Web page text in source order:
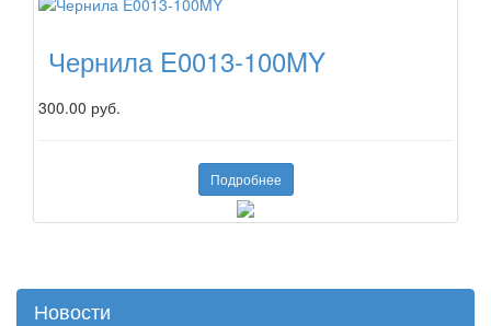
Чернила E0013-100MY
300.00 руб.
Подробнее
Новости